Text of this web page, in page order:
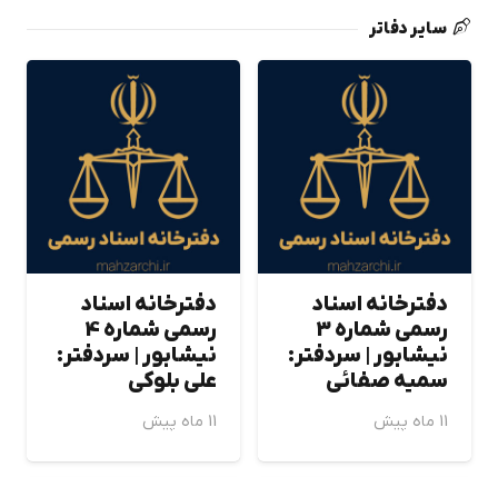
سایر دفاتر
دفترخانه اسناد
رسمی شماره 3
نيشابور | سردفتر:
سميه صفائي
11 ماه پیش
دفترخانه اسناد
رسمی شماره 4
نيشابور | سردفتر:
علي بلوكي
11 ماه پیش